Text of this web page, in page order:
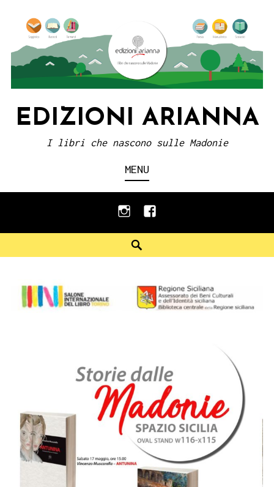
content
EDIZIONI ARIANNA
I libri che nascono sulle Madonie
MENU
instagramfacebook